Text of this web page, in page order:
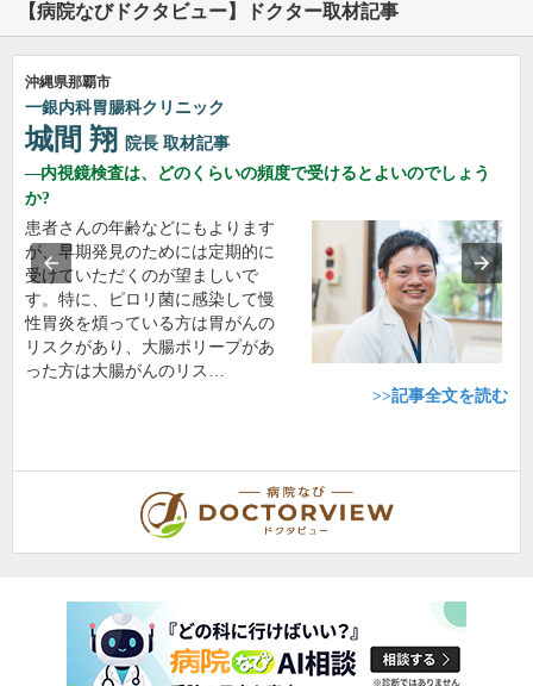
【病院なびドクタビュー】ドクター取材記事
沖縄県那覇市
一銀内科胃腸科クリニック
城間 翔 院長 取材記事
内視鏡検査は、どのくらいの頻度で受けるとよいのでしょう
か?
患者さんの年齢などにもよります
が、早期発見のためには定期的に
受けていただくのが望ましいで
す。特に、ピロリ菌に感染して慢
性胃炎を煩っている方は胃がんの
リスクがあり、大腸ポリープがあ
った方は大腸がんのリス…
>>記事全文を読む